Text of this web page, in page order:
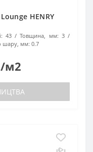
HENRY
43 Товщина, мм: 3
шару, мм: 0.7
м2